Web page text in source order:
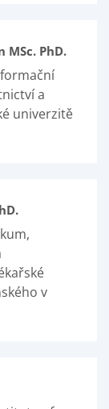
MSc. PhD.
a
univerzitě
v